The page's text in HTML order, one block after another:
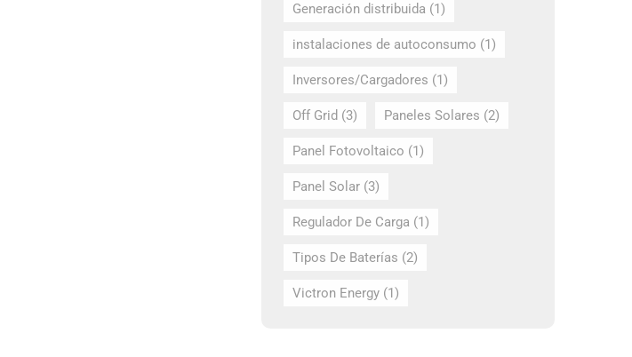
Generación distribuida (1)
instalaciones de autoconsumo (1)
Inversores/Cargadores (1)
Off Grid (3) Paneles Solares (2)
Panel Fotovoltaico (1)
Panel Solar (3)
Regulador De Carga (1)
Tipos De Baterías (2)
Victron Energy (1)